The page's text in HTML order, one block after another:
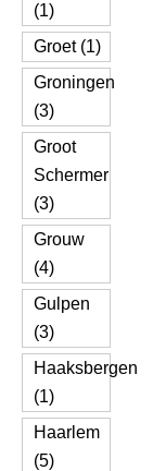
(1)
Groet (1)
Groningen
(3)
Groot
Schermer
(3)
Grouw
(4)
Gulpen
(3)
Haaksbergen
(1)
Haarlem
(5)